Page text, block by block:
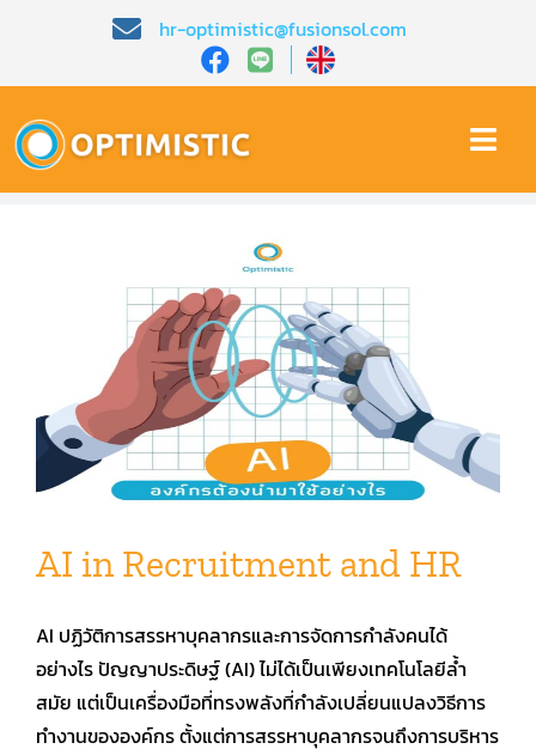
content
hr-optimistic@fusionsol.com
เกี่ยวกับเรา​
คุณสมบัติ​
บทความ
คู่มือการใช้งาน
สมัครใช้งานฟรี
AI in Recruitment and HR
AI ปฏิวัติการสรรหาบุคลากรและการจัดการกำลังคนได้
อย่างไร ปัญญาประดิษฐ์ (AI) ไม่ได้เป็นเพียงเทคโนโลยีล้ำ
สมัย แต่เป็นเครื่องมือที่ทรงพลังที่กำลังเปลี่ยนแปลงวิธีการ
ทำงานขององค์กร ตั้งแต่การสรรหาบุคลากรจนถึงการบริหาร